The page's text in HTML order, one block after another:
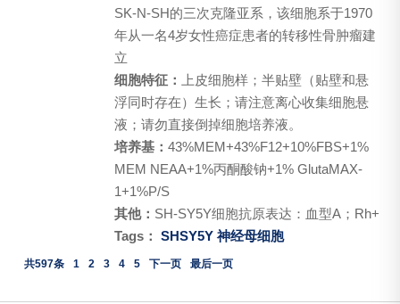
SK-N-SH的三次克隆亚系，该细胞系于1970
年从一名4岁女性癌症患者的转移性骨肿瘤建
立
细胞特征：
上皮细胞样；半贴壁（贴壁和悬
浮同时存在）生长；请注意离心收集细胞悬
液；请勿直接倒掉细胞培养液。
培养基： 43%MEM+43%F12+10%FBS+1%
MEM NEAA+1%丙酮酸钠+1% GlutaMAX-
1+1%P/S
其他： SH-SY5Y细胞抗原表达：血型A；Rh+​
Tags： SHSY5Y 神经母细胞
共597条 1 2 3 4 5 下一页 最后一页